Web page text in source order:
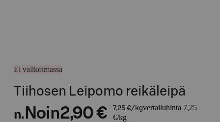
Ei valikoimassa
Tiihosen Leipomo reikäleipä
n. Noin2,90 € 7,25 €/kgvertailuhinta 7,25
€/kg